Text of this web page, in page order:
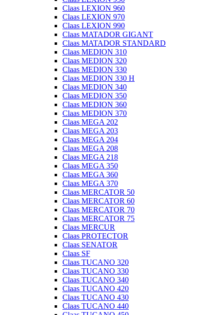
Claas LEXION 960
Claas LEXION 970
Claas LEXION 990
Claas MATADOR GIGANT
Claas MATADOR STANDARD
Claas MEDION 310
Claas MEDION 320
Claas MEDION 330
Claas MEDION 330 H
Claas MEDION 340
Claas MEDION 350
Claas MEDION 360
Claas MEDION 370
Claas MEGA 202
Claas MEGA 203
Claas MEGA 204
Claas MEGA 208
Claas MEGA 218
Claas MEGA 350
Claas MEGA 360
Claas MEGA 370
Claas MERCATOR 50
Claas MERCATOR 60
Claas MERCATOR 70
Claas MERCATOR 75
Claas MERCUR
Claas PROTECTOR
Claas SENATOR
Claas SF
Claas TUCANO 320
Claas TUCANO 330
Claas TUCANO 340
Claas TUCANO 420
Claas TUCANO 430
Claas TUCANO 440